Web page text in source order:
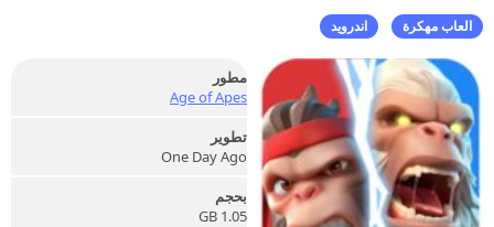
العاب مهكرة اندرويد
مطور
Age of Apes
تطوير
One Day Ago
بحجم
1.05 GB